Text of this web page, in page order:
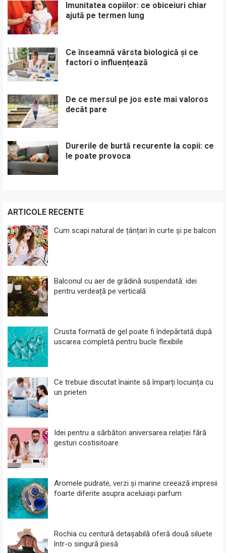
Imunitatea copiilor: ce obiceiuri chiar
ajută pe termen lung
Ce înseamnă vârsta biologică și ce
factori o influențează
De ce mersul pe jos este mai valoros
decât pare
Durerile de burtă recurente la copii: ce
le poate provoca
ARTICOLE RECENTE
Cum scapi natural de țânțari în curte și pe balcon
Balconul cu aer de grădină suspendată: idei
pentru verdeață pe verticală
Crusta formată de gel poate fi îndepărtată după
uscarea completă pentru bucle flexibile
Ce trebuie discutat înainte să împarți locuința cu
un prieten
Idei pentru a sărbători aniversarea relației fără
gesturi costisitoare
Aromele pudrate, verzi și marine creează impresii
foarte diferite asupra aceluiași parfum
Rochia cu centură detașabilă oferă două siluete
într-o singură piesă